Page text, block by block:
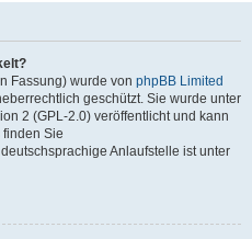
Fassung) wurde von phpBB Limited
geschützt. Sie wurde unter
2 (GPL-2.0) veröffentlicht und kann
Sie
Anlaufstelle ist unter